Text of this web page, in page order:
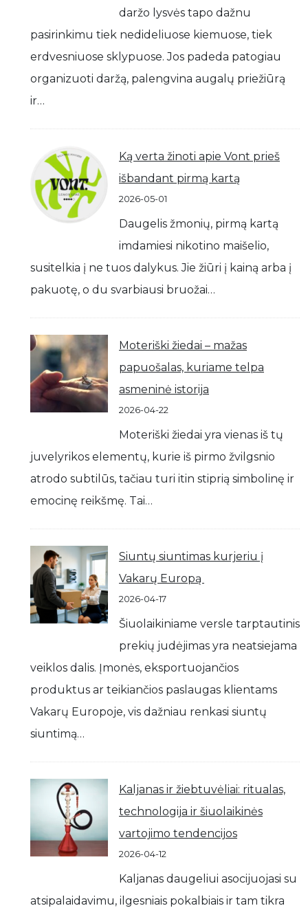
daržo lysvės tapo dažnu
pasirinkimu tiek nedideliuose kiemuose, tiek
erdvesniuose sklypuose. Jos padeda patogiau
organizuoti daržą, palengvina augalų priežiūrą
ir…
Ką verta žinoti apie Vont prieš
išbandant pirmą kartą
2026-05-01
Daugelis žmonių, pirmą kartą
imdamiesi nikotino maišelio,
susitelkia į ne tuos dalykus. Jie žiūri į kainą arba į
pakuotę, o du svarbiausi bruožai…
Moteriški žiedai – mažas
papuošalas, kuriame telpa
asmeninė istorija
2026-04-22
Moteriški žiedai yra vienas iš tų
juvelyrikos elementų, kurie iš pirmo žvilgsnio
atrodo subtilūs, tačiau turi itin stiprią simbolinę ir
emocinę reikšmę. Tai…
Siuntų siuntimas kurjeriu į
Vakarų Europą
2026-04-17
Šiuolaikiniame versle tarptautinis
prekių judėjimas yra neatsiejama
veiklos dalis. Įmonės, eksportuojančios
produktus ar teikiančios paslaugas klientams
Vakarų Europoje, vis dažniau renkasi siuntų
siuntimą…
Kaljanas ir žiebtuvėliai: ritualas,
technologija ir šiuolaikinės
vartojimo tendencijos
2026-04-12
Kaljanas daugeliui asocijuojasi su
atsipalaidavimu, ilgesniais pokalbiais ir tam tikra